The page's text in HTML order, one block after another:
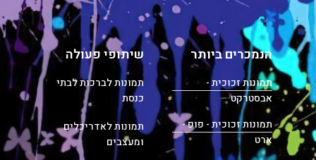
הנמכרים ביותר
תמונות זכוכית -
אבסטרקט
תמונות זכוכית - פופ -
ארט
שיתופי פעולה
תמונות לברכות לבתי
כנסת
תמונות לאדריכלים
ומעצבים